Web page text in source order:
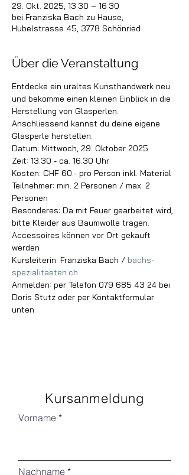
29. Okt. 2025, 13:30 – 16:30
bei Franziska Bach zu Hause,
Hubelstrasse 45, 3778 Schönried
Über die Veranstaltung
Entdecke ein uraltes Kunsthandwerk neu
und bekomme einen kleinen Einblick in die
Herstellung von Glasperlen.
Anschliessend kannst du deine eigene
Glasperle herstellen.
Datum: Mittwoch, 29. Oktober 2025
Zeit: 13.30 - ca. 16.30 Uhr
Kosten: CHF 60.- pro Person inkl. Material
Teilnehmer: min. 2 Personen / max. 2
Personen
Besonderes: Da mit Feuer gearbeitet wird,
bitte Kleider aus Baumwolle tragen.
Accessoires können vor Ort gekauft
werden
Kursleiterin: Franziska Bach / bachs-
spezialitaeten.ch
Anmelden: per Telefon 079 685 43 24 bei
Doris Stutz oder per Kontaktformular
unten
Kursanmeldung
Vorname
Nachname